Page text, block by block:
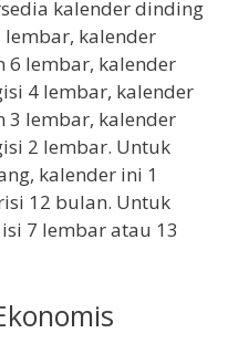
kalender dinding
kalender
6 lembar, kalender
4 lembar, kalender
3 lembar, kalender
2 lembar. Untuk
kalender ini 1
12 bulan. Untuk
7 lembar atau 13